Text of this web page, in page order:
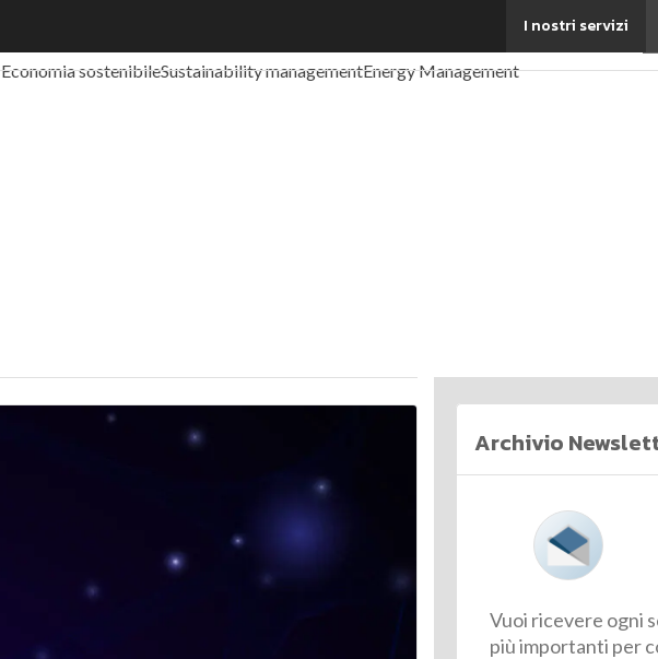
I nostri servizi
Sostenibilità: perché è importante?
Economia sostenibileSustainability managementEnergy Management
Archivio
Vuoi ricevere ogni
più importanti per